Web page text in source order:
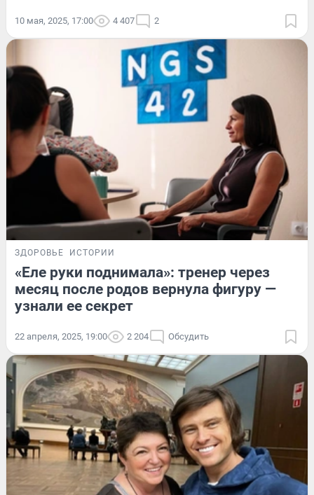
10 мая, 2025, 17:00 4 407 2
ЗДОРОВЬЕ ИСТОРИИ
«Еле руки поднимала»: тренер через
месяц после родов вернула фигуру —
узнали ее секрет
22 апреля, 2025, 19:00 2 204 Обсудить